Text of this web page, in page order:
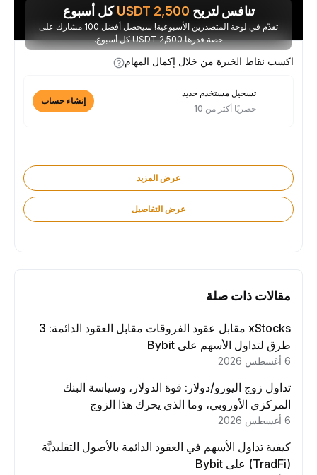
تنافس لتربح 2,500
USDTكل أسبوع
تقدّم في لوحة المتصدرين الأسبوعية! سيحصل أفضل 100 مشارك على
حصة قدرها 2,500 USDT كل أسبوع.
اكسب نقاط الخبرة من خلال إكمال المهام
تسجيل مستخدم جديد
حصريًا أكثر من 10
إنشاء حساب
عرض المزيد
عرض التفاصيل
مقالات ذات صلة
xStocks مقابل عقود الفروقات مقابل العقود الدائمة: 3
طرق لتداول الأسهم على Bybit
تداول زوج اليورو/دولار: قوة الدولار، وسياسة البنك
المركزي الأوروبي، وما الذي يحرك هذا الزوج
كيفية تداول الأسهم في العقود الدائمة بالأصول التقليديَّة